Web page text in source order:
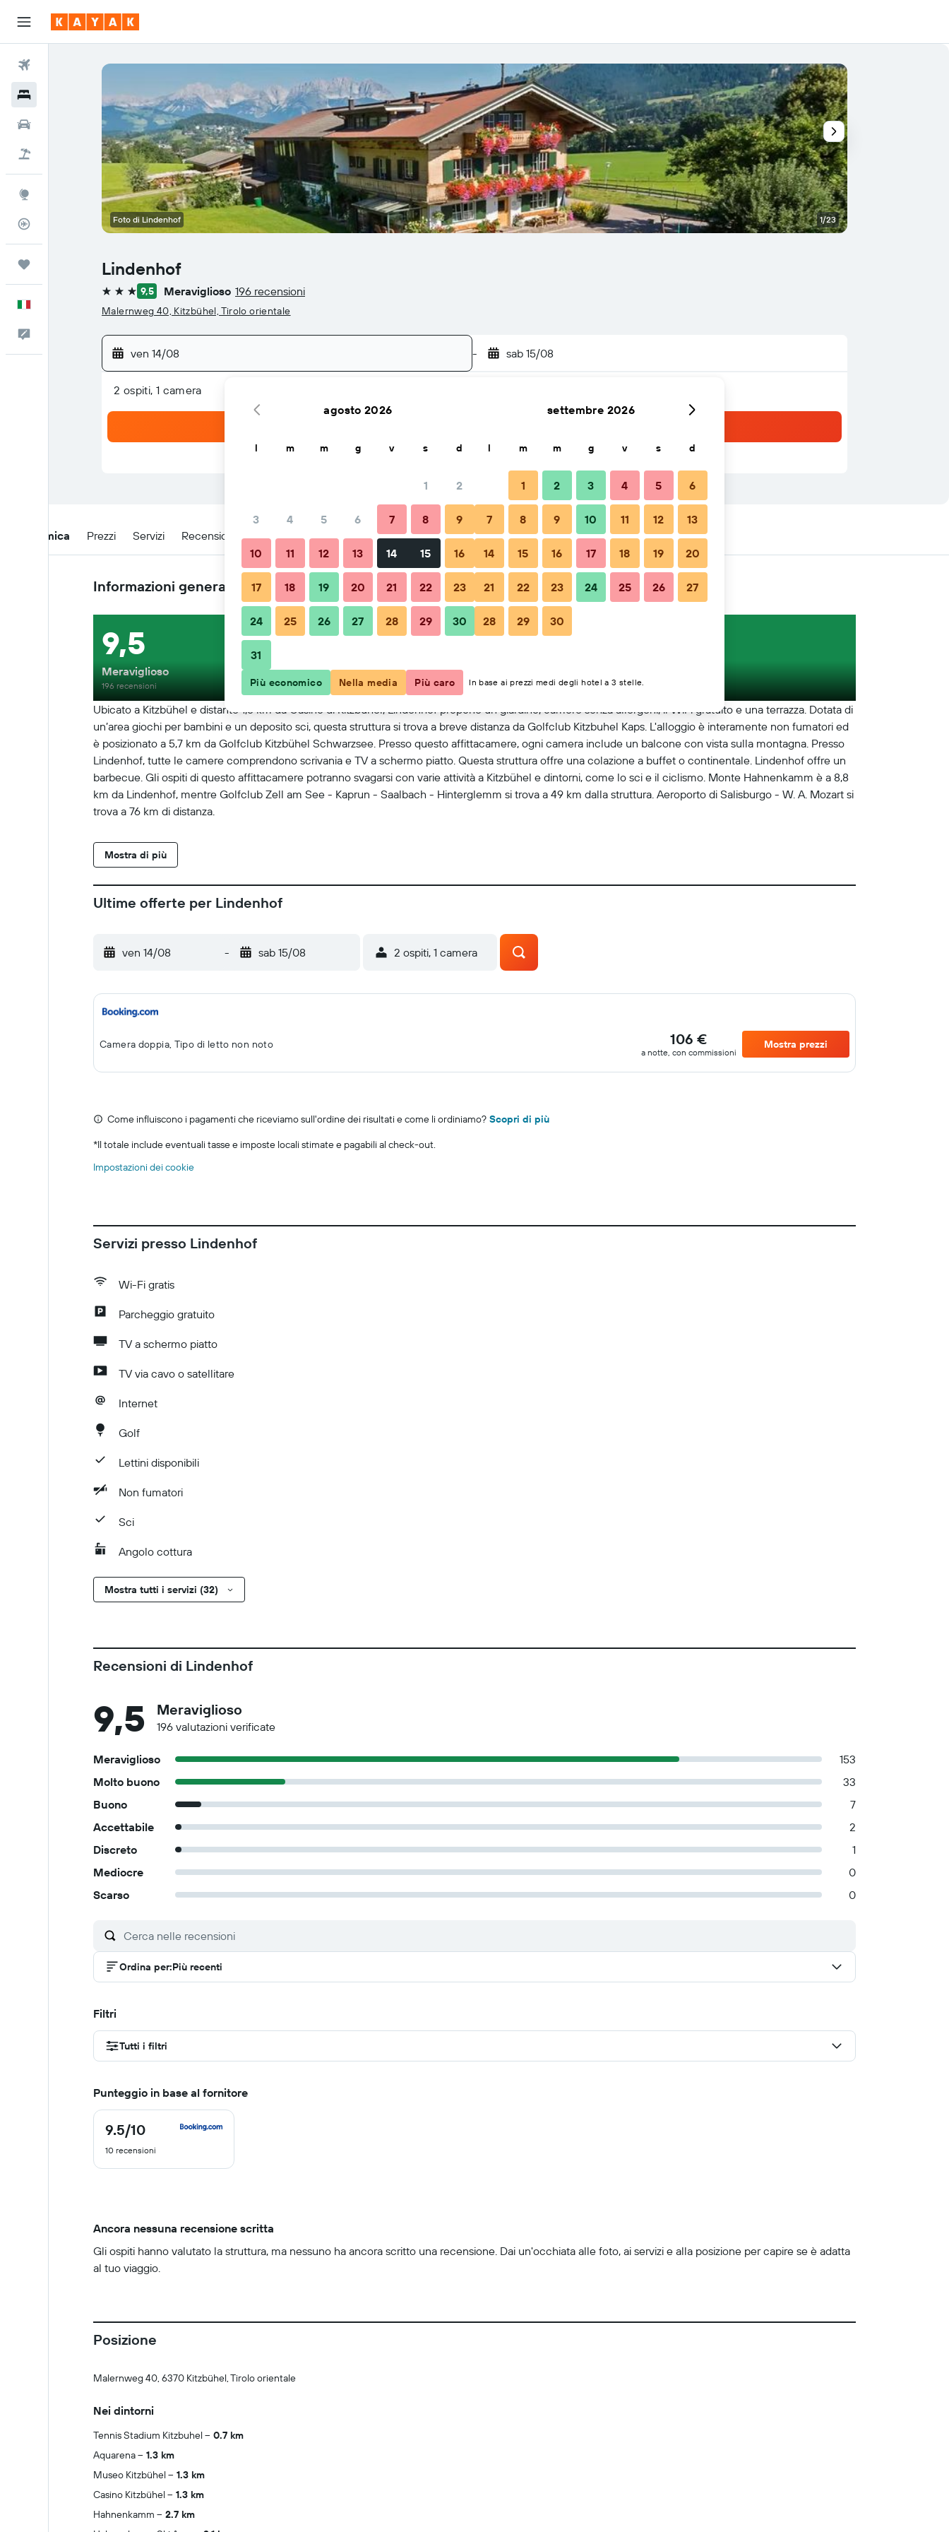
Pacchetti vacanze
Lindenhof
3 stelle 9,5 Meraviglioso 196 recensioni
Malernweg 40, Kitzbühel, Tirolo orientale
ven 14/08 - sab 15/08
2 ospiti, 1 camera
Foto di Lindenhof 1/23
Panoramica Prezzi Servizi Recensioni Posizione Consigli e domande frequenti Soggiorni nelle vicinanze
Informazioni generali
Ubicato a Kitzbühel e distante 1,6 km da Casinò di Kitzbuhel, Lindenhof propone un giardino, camere senza allergeni, il WiFi gratuito e una terrazza. Dotata di
un’area giochi per bambini e un deposito sci, questa struttura si trova a breve distanza da Golfclub Kitzbuhel Kaps. L'alloggio è interamente non fumatori ed
è posizionato a 5,7 km da Golfclub Kitzbühel Schwarzsee. Presso questo affittacamere, ogni camera include un balcone con vista sulla montagna. Presso
Lindenhof, tutte le camere comprendono scrivania e TV a schermo piatto. Questa struttura offre una colazione a buffet o continentale. Lindenhof offre un
barbecue. Gli ospiti di questo affittacamere potranno svagarsi con varie attività a Kitzbühel e dintorni, come lo sci e il ciclismo. Monte Hahnenkamm è a 8,8
km da Lindenhof, mentre Golfclub Zell am See - Kaprun - Saalbach - Hinterglemm si trova a 49 km dalla struttura. Aeroporto di Salisburgo - W. A. Mozart si
trova a 76 km di distanza.
Mostra di più
9,5
Meraviglioso
196 recensioni
Mostra mappa
Ultime offerte per Lindenhof
ven 14/08 - sab 15/08 2 ospiti, 1 camera
Camera doppia, Tipo di letto non noto 106 €
a notte, con commissioni
Mostra prezzi
Come influiscono i pagamenti che riceviamo sull'ordine dei risultati e come li ordiniamo? Scopri di più
*Il totale include eventuali tasse e imposte locali stimate e pagabili al check-out.
Impostazioni dei cookie
Servizi presso Lindenhof
Wi-Fi gratis
Parcheggio gratuito
TV a schermo piatto
TV via cavo o satellitare
Internet
Golf
Lettini disponibili
Non fumatori
Sci
Angolo cottura
Mostra tutti i servizi (32)
Recensioni di Lindenhof
9,5 Meraviglioso
196 valutazioni verificate
Meraviglioso
153
Molto buono
33
Buono
7
Accettabile
2
Discreto
1
Mediocre
0
Scarso
0
Ordina per:Più recenti
Filtri
Tutti i filtri
Punteggio in base al fornitore
9.5/10
9.5
10
10 recensioni
Ancora nessuna recensione scritta
Gli ospiti hanno valutato la struttura, ma nessuno ha ancora scritto una recensione. Dai un'occhiata alle foto, ai servizi e alla posizione per capire se è adatta
al tuo viaggio.
Posizione
Malernweg 40, 6370 Kitzbühel, Tirolo orientale
Nei dintorni
Tennis Stadium Kitzbuhel
0.7 km
Aquarena
1.3 km
Museo Kitzbühel
1.3 km
Casino Kitzbühel
1.3 km
Hahnenkamm
2.7 km
agosto 2026
l m m g v s d
1 2
3 4 5 6 7 8 9
10 11 12 13 14 15 16
17 18 19 20 21 22 23
24 25 26 27 28 29 30
31
settembre 2026
l m m g v s d
1 2 3 4 5 6
7 8 9 10 11 12 13
14 15 16 17 18 19 20
21 22 23 24 25 26 27
28 29 30
Più economico Nella media Più caro In base ai prezzi medi degli hotel a 3 stelle.